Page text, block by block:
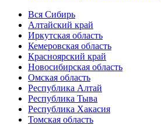
Вся Сибирь
Алтайский край
Иркутская область
Кемеровская область
Красноярский край
Новосибирская область
Омская область
Республика Алтай
Республика Тыва
Республика Хакасия
Томская область